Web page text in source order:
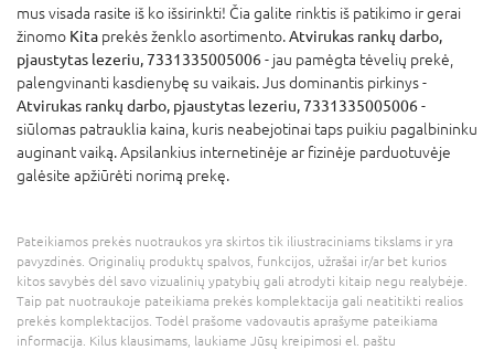
mus visada rasite iš ko išsirinkti! Čia galite rinktis iš patikimo ir gerai
žinomo Kita prekės ženklo asortimento.Atvirukas rankų darbo,
pjaustytas lezeriu, 7331335005006- jau pamėgta tėvelių prekė,
palengvinanti kasdienybę su vaikais. Jus dominantis pirkinys -
Atvirukas rankų darbo, pjaustytas lezeriu, 7331335005006-
siūlomas patrauklia kaina, kuris neabejotinai taps puikiu pagalbininku
auginant vaiką. Apsilankius internetinėje ar fizinėje parduotuvėje
galėsite apžiūrėti norimą prekę.
Pateikiamos prekės nuotraukos yra skirtos tik iliustraciniams tikslams ir yra
pavyzdinės. Originalių produktų spalvos, funkcijos, užrašai ir/ar bet kurios
kitos savybės dėl savo vizualinių ypatybių gali atrodyti kitaip negu realybėje.
Taip pat nuotraukoje pateikiama prekės komplektacija gali neatitikti realios
prekės komplektacijos. Todėl prašome vadovautis aprašyme pateikiama
informacija. Kilus klausimams, laukiame Jūsų kreipimosi el. paštu